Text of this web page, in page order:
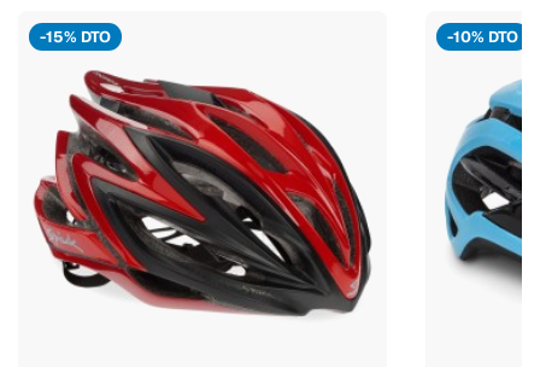
-15% DTO -10% DTO